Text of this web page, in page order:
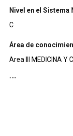
Nivel en el
C
Área de
Area III
---